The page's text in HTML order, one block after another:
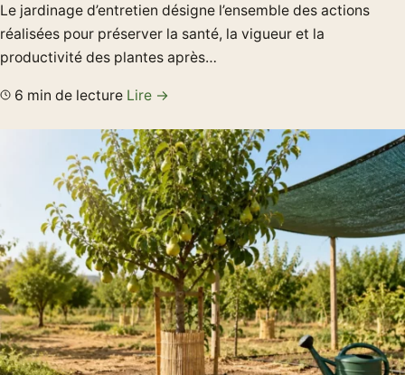
Le jardinage d’entretien désigne l’ensemble des actions
réalisées pour préserver la santé, la vigueur et la
productivité des plantes après…
6 min de lecture Lire →